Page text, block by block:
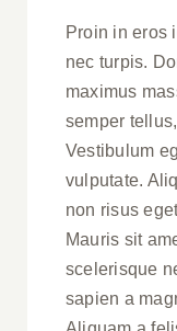
Proin in eros
nec turpis.
maximus
semper
Vestibulum
vulputate.
non risus
Mauris sit
scelerisque
sapien a